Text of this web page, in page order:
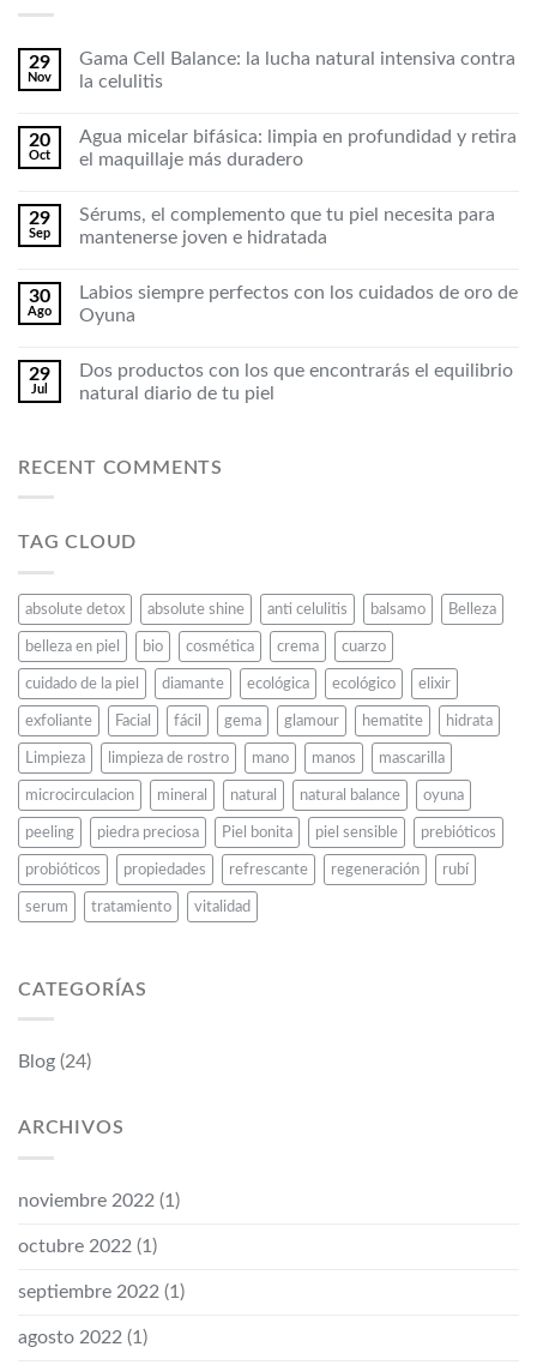
29
Nov
Gama Cell Balance: la lucha natural intensiva contra
la celulitis
20
Oct
Agua micelar bifásica: limpia en profundidad y retira
el maquillaje más duradero
29
Sep
Sérums, el complemento que tu piel necesita para
mantenerse joven e hidratada
30
Ago
Labios siempre perfectos con los cuidados de oro de
Oyuna
29
Jul
Dos productos con los que encontrarás el equilibrio
natural diario de tu piel
RECENT COMMENTS
TAG CLOUD
absolute detox absolute shine anti celulitis balsamo Belleza
belleza en piel bio cosmética crema cuarzo
cuidado de la piel diamante ecológica ecológico elixir
exfoliante Facial fácil gema glamour hematite hidrata
Limpieza limpieza de rostro mano manos mascarilla
microcirculacion mineral natural natural balance oyuna
peeling piedra preciosa Piel bonita piel sensible prebióticos
probióticos propiedades refrescante regeneración rubí
serum tratamiento vitalidad
CATEGORÍAS
Blog (24)
ARCHIVOS
noviembre 2022 (1)
octubre 2022 (1)
septiembre 2022 (1)
agosto 2022 (1)